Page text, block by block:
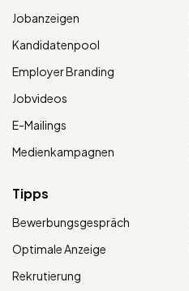
Jobanzeigen
Kandidatenpool
Employer Branding
Jobvideos
E-Mailings
Medienkampagnen
Tipps
Bewerbungsgespräch
Optimale Anzeige
Rekrutierung